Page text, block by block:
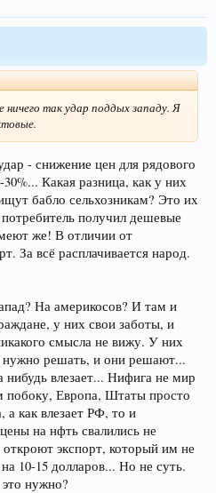
так удар поддых западу. Я
- снижение цен для рядового
Какая разница, как у них
бабло сельхозникам? Это их
получил дешевые
же! В отличии от
За всё расплачивается народ.
На америкосов? И там и
у них свои заботы, и
смысла не вижу. У них
решать, и они решают...
нибудь влезает... Нифига не мир
побоку, Европа, Штаты просто
как влезает РФ, то и
на нфть свалились не
экспорт, который им не
10-15 долларов... Но не суть.
нужно?